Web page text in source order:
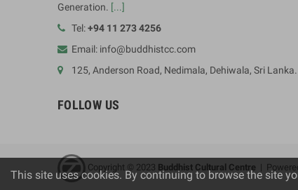
Generation. [...]
Tel:+94 11 273 4256
Email: info@buddhistcc.com
125, Anderson Road, Nedimala, Dehiwala, Sri Lanka.
FOLLOW US
Copyright © 2023 Buddhist Cultural Centre |
This site uses cookies. By continuing to browse the site